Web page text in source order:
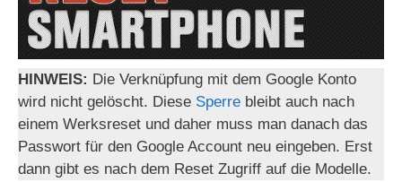
HINWEIS: Die Verknüpfung mit dem Google Konto
wird nicht gelöscht. Diese Sperre bleibt auch nach
einem Werksreset und daher muss man danach das
Passwort für den Google Account neu eingeben. Erst
dann gibt es nach dem Reset Zugriff auf die Modelle.